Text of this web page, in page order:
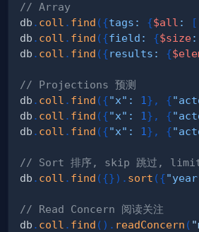
// Array
db . coll . find ({tags : {$all : [
db . coll . find ({field : {$size:
db . coll . find ({results : {
// Projections 预测
db . coll . find ({"x" : 1 } , {
db . coll . find ({"x" : 1 } , {
db . coll . find ({"x" : 1 } , {
// Sort 排序, skip 跳过, limit
db . coll . find ({}) . sort ({
// Read Concern 阅读关注
db . coll . find ( ) . readConcern (